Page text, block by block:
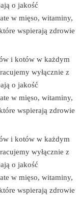
o jakość
w mięso, witaminy,
wspierają zdrowie
i kotów w każdym
wyłącznie z
o jakość
w mięso, witaminy,
wspierają zdrowie
i kotów w każdym
wyłącznie z
o jakość
w mięso, witaminy,
wspierają zdrowie